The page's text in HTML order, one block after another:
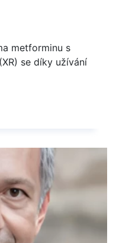
metforminu s
se díky užívání